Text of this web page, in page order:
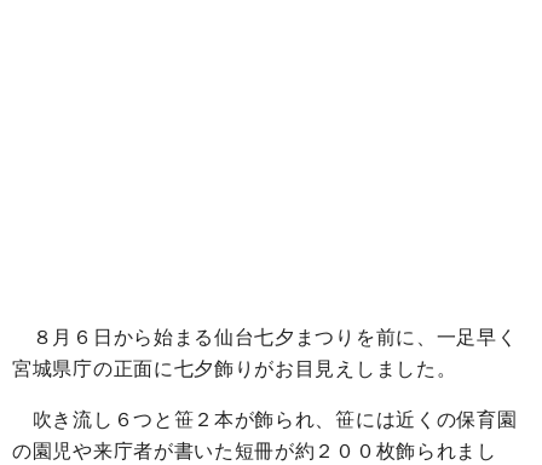
８月６日から始まる仙台七夕まつりを前に、一足早く
宮城県庁の正面に七夕飾りがお目見えしました。
吹き流し６つと笹２本が飾られ、笹には近くの保育園
の園児や来庁者が書いた短冊が約２００枚飾られまし